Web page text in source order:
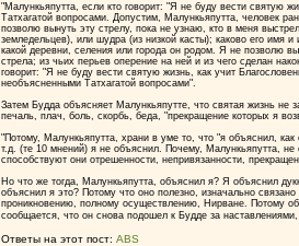
"Малункьяпутта, если кто говорит: "Я не буду вести святую
Татхагатой вопросами. Допустим, Малункьяпутта, человек
позволю вынуть эту стрелу, пока не узнаю, кто в меня
земледельцев), или шудра (из низкой касты); каково его имя
какой деревни, селения или города он родом. Я не позволю
стрела; из чьих перьев оперение на ней и из чего сделан
говорит: "Я не буду вести святую жизнь, как учит
необъясненными Татхагатой вопросами".
Затем Будда объясняет Малункьяпутте, что святая жизнь не
печаль, плач, боль, скорбь, беда, "прекращение которых я
"Потому, Малункьяпутта, храни в уме то, что "я объяснил,
т.д. (те 10 мнений) я не объяснил. Почему, Малункьяпутта,
способствуют они отрешенности, непривязанности,
Но что же тогда, Малункьяпутта, объяснил я? Я объяснил
объяснил я это? Потому что оно полезно, изначально
проникновению, полному осуществлению, Нирване. Потому
сообщается, что он снова подошел к Будде за
Ответы на этот пост: ABS